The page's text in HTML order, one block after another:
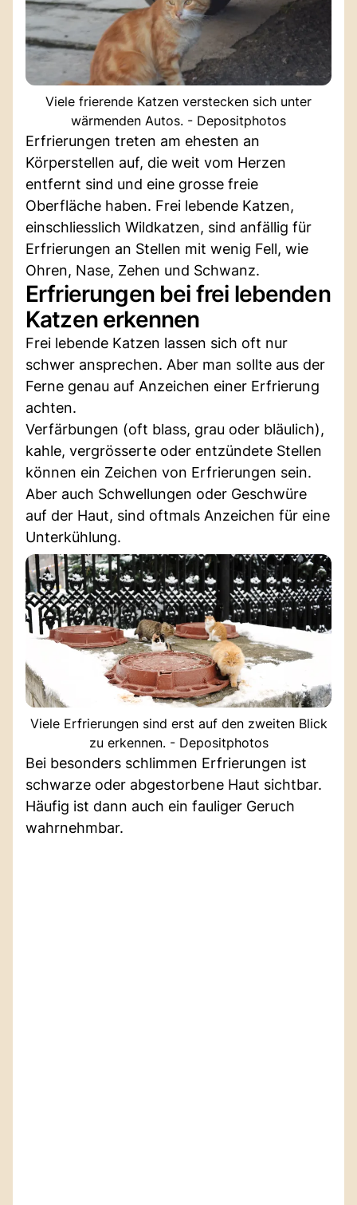
Viele frierende Katzen verstecken sich unter
wärmenden Autos. - Depositphotos
Erfrierungen treten am ehesten an
Körperstellen auf, die weit vom Herzen
entfernt sind und eine grosse freie
Oberfläche haben. Frei lebende Katzen,
einschliesslich Wildkatzen, sind anfällig für
Erfrierungen an Stellen mit wenig Fell, wie
Ohren, Nase, Zehen und Schwanz.
Erfrierungen bei frei lebenden
Katzen erkennen
Frei lebende Katzen lassen sich oft nur
schwer ansprechen. Aber man sollte aus der
Ferne genau auf Anzeichen einer Erfrierung
achten.
Verfärbungen (oft blass, grau oder bläulich),
kahle, vergrösserte oder entzündete Stellen
können ein Zeichen von Erfrierungen sein.
Aber auch Schwellungen oder Geschwüre
auf der Haut, sind oftmals Anzeichen für eine
Unterkühlung.
Viele Erfrierungen sind erst auf den zweiten Blick
zu erkennen. - Depositphotos
Bei besonders schlimmen Erfrierungen ist
schwarze oder abgestorbene Haut sichtbar.
Häufig ist dann auch ein fauliger Geruch
wahrnehmbar.